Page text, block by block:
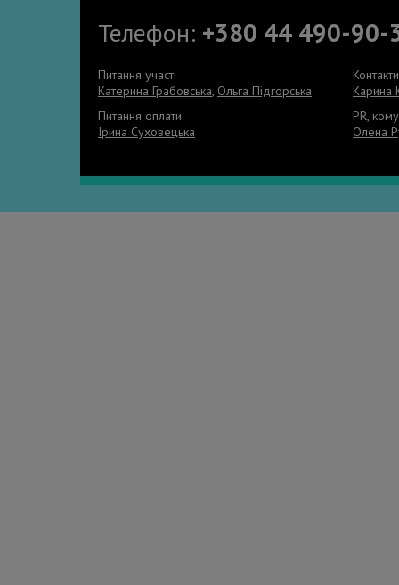
Телефон: +380 44 490-90-
Питання участі
Катерина Грабовська Ольга Підгорська
Карина
Питання оплати
Ірина Суховецька
PR,
Олена